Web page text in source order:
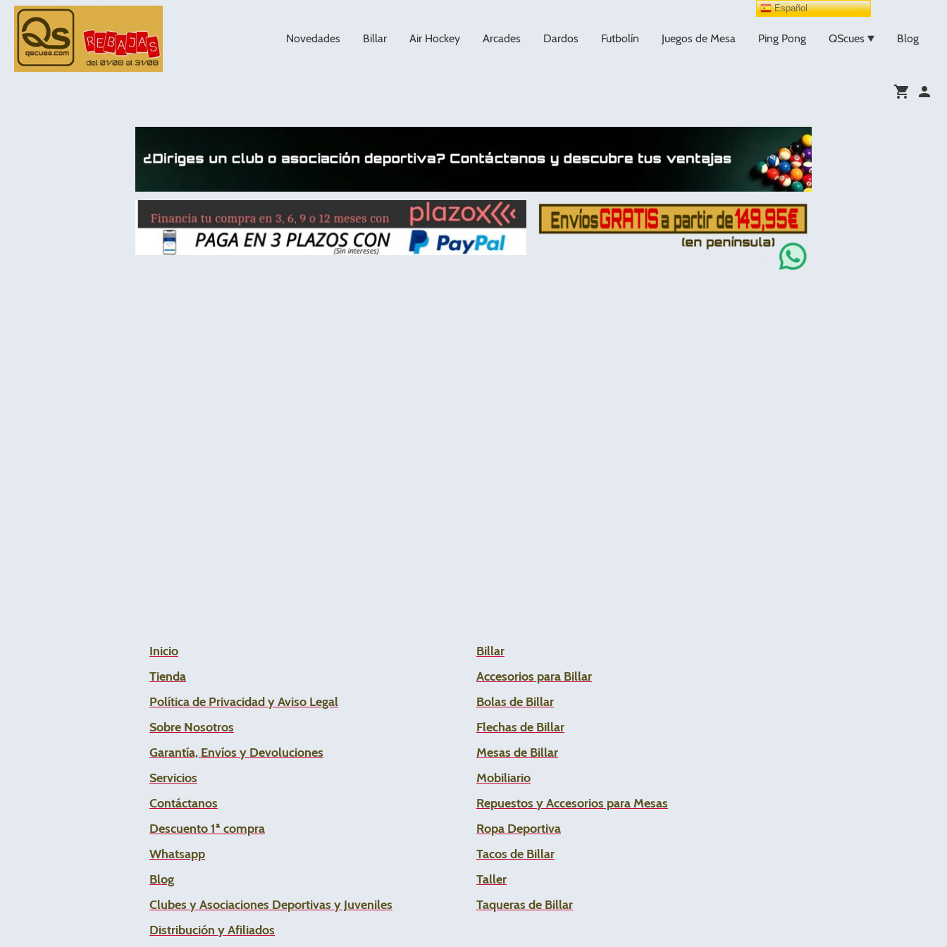
Novedades Billar Air Hockey Arcades Dardos Futbolín Juegos de Mesa Ping Pong QScues Blog
Inicio
Tienda
Política de Privacidad y Aviso Legal
Sobre Nosotros
Garantía, Envíos y Devoluciones
Servicios
Contáctanos
Descuento 1ª compra
Whatsapp
Blog
Clubes y Asociaciones Deportivas y Juveniles
Distribución y Afiliados
Billar
Accesorios para Billar
Bolas de Billar
Flechas de Billar
Mesas de Billar
Mobiliario
Repuestos y Accesorios para Mesas
Ropa Deportiva
Tacos de Billar
Taller
Taqueras de Billar
Español